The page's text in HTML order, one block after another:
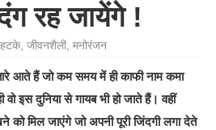
रह जायेंगे !
हटके,जीवनशैली,मनोरंजन
आते हैं जो कम समय में ही काफी नाम कमा
इस दुनिया से गायब भी हो जाते हैं। वहीं
मिल जाएंगे जो अपनी पूरी जिंदगी लगा देते